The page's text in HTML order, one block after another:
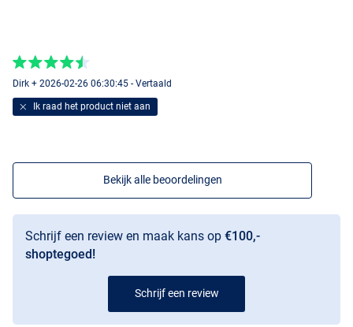
Dirk + 2026-02-26 06:30:45 - Vertaald
Ik raad het product niet aan
Bekijk alle beoordelingen
Schrijf een review en maak kans op €100,-
shoptegoed!
Schrijf een review